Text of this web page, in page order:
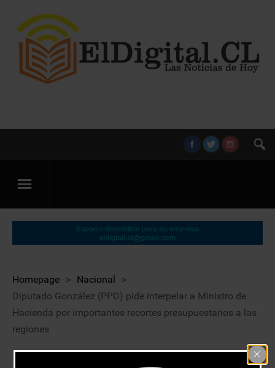
Homepage > Nacional
>
Diputado González (PPD) pide interpelar a Ministro de
Hacienda por importantes recortes presupuestarios a las
regiones